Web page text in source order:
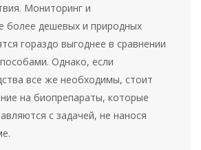
Мониторинг и
более дешевых и природных
гораздо выгоднее в сравнении
Однако, если
все же необходимы, стоит
на биопрепараты, которые
с задачей, не нанося